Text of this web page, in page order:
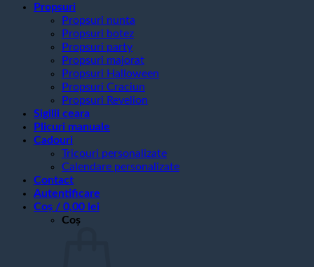
Propsuri
Propsuri nunta
Propsuri botez
Propsuri party
Propsuri majorat
Propsuri Halloween
Propsuri Craciun
Propsuri Revelion
Sigilii ceara
Plicuri manuale
Cadouri
Tricouri personalizate
Calendare personalizate
Contact
Autentificare
Coș / 0,00 lei
Coș